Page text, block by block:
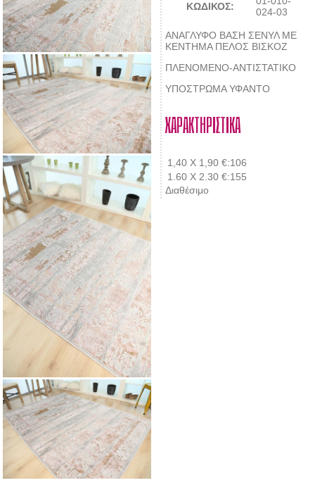
ΚΩΔΙΚΟΣ:
024-03
ΑΝΑΓΛΥΦΟ ΒΑΣΗ ΣΕΝΥΛ ΜΕ
ΚΕΝΤΗΜΑ ΠΕΛΟΣ ΒΙΣΚΟΖ
ΠΛΕΝΟΜΕΝΟ-ΑΝΤΙΣΤΑΤΙΚΟ
ΥΠΟΣΤΡΩΜΑ ΥΦΑΝΤΟ
ΧΑΡΑΚΤΗΡΙΣΤΙΚΑ
1,40 Χ 1,90 €:106
1.60 X 2.30 €:155
Διαθέσιμο